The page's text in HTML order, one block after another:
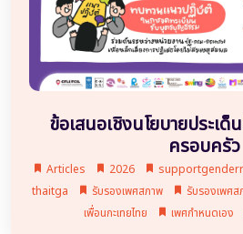
ข้อเสนอเชิงนโยบายประเ
ครอบครัว
Articles 2026
thaitga
รับรองเพศสภาพ รับรองเพศส
เพื่อนกะเทยไทย
เพศกำหนดเอง